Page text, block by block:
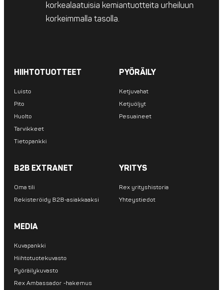
korkealaatuisia kemiantuotteita urheiluun
korkeimmalla tasolla.
HIIHTOTUOTTEET
Luisto
Pito
Huolto
Tarvikkeet
Tietopankki
PYÖRÄILY
Ketjuvahat
Ketjuöljyt
Pesuaineet
B2B EXTRANET
Oma tili
Rekisteröidy B2B-asiakkaaksi
YRITYS
Rex yrityshistoria
Yhteystiedot
MEDIA
Kuvapankki
Hiihtotuotekuvasto
Pyöräilykuvasto
Rex Ambassador -hakemus